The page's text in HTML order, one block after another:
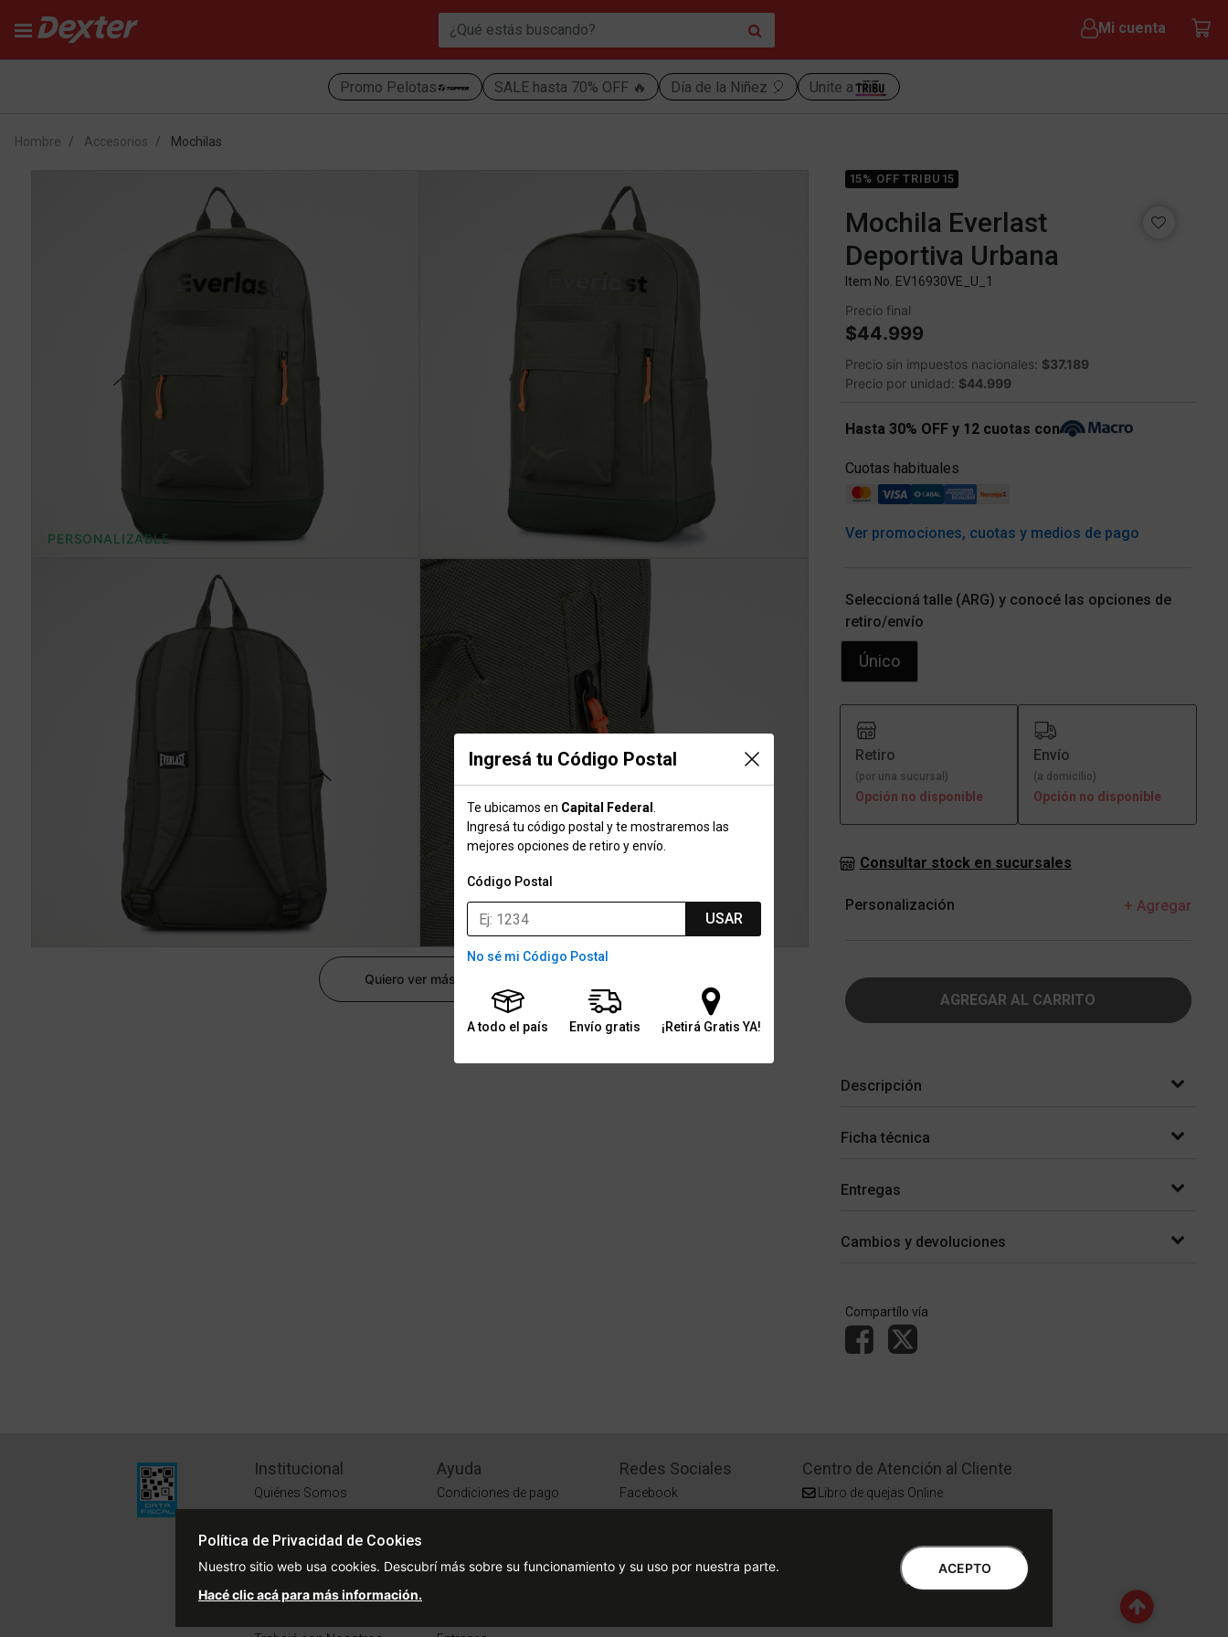
Mi cuenta
Promo Pelotas SALE hasta 70% OFF 🔥 Día de la Niñez 🎈 Unite a
Ingresá tu Código Postal
Te ubicamos en Capital Federal
Ingresá tu código postal y te mostraremos las
mejores opciones de retiro y envío.
Código Postal
USAR
No sé mi Código Postal
A todo el país Envío gratis ¡Retirá Gratis YA!
Hombre Accesorios Mochilas
PERSONALIZABLE
Quiero ver más
15% OFF TRIBU15
Mochila Everlast
Deportiva Urbana
Item No. EV16930VE_U_1
Precio final
$44.999
Precio sin impuestos nacionales: $37.189
Precio por unidad: $44.999
Hasta 30% OFF y 12 cuotas con
Cuotas habituales
Ver promociones, cuotas y medios de pago
Seleccioná talle (ARG) y conocé las opciones de
retiro/envío
Único
Retiro
(por una sucursal)
Opción no disponible
Envío
(a domicilio)
Opción no disponible
Consultar stock en sucursales
Personalización + Agregar
AGREGAR AL CARRITO
Descripción
Ficha técnica
Entregas
Cambios y devoluciones
Compartílo vía
Institucional
Quiénes Somos
Ayuda
Condiciones de pago
Redes Sociales
Facebook
Centro de Atención al Cliente
Libro de quejas Online
0810-888-3398 | Lu a Vi 9 a 18 | Sa 9 a 17
Política de Privacidad de Cookies
Nuestro sitio web usa cookies. Descubrí más sobre su funcionamiento y su uso por nuestra parte.
Hacé clic acá para más información.
ACEPTO